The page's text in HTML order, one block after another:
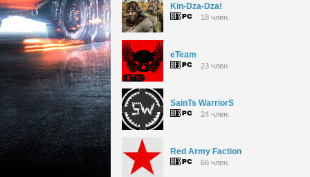
Kin-Dza-Dza!
18 член.
eTeam
23 член.
SainTs WarriorS
24 член.
Red Army Faction
66 член.